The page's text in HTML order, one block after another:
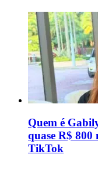
Quem é
quase R$ 800
TikTok